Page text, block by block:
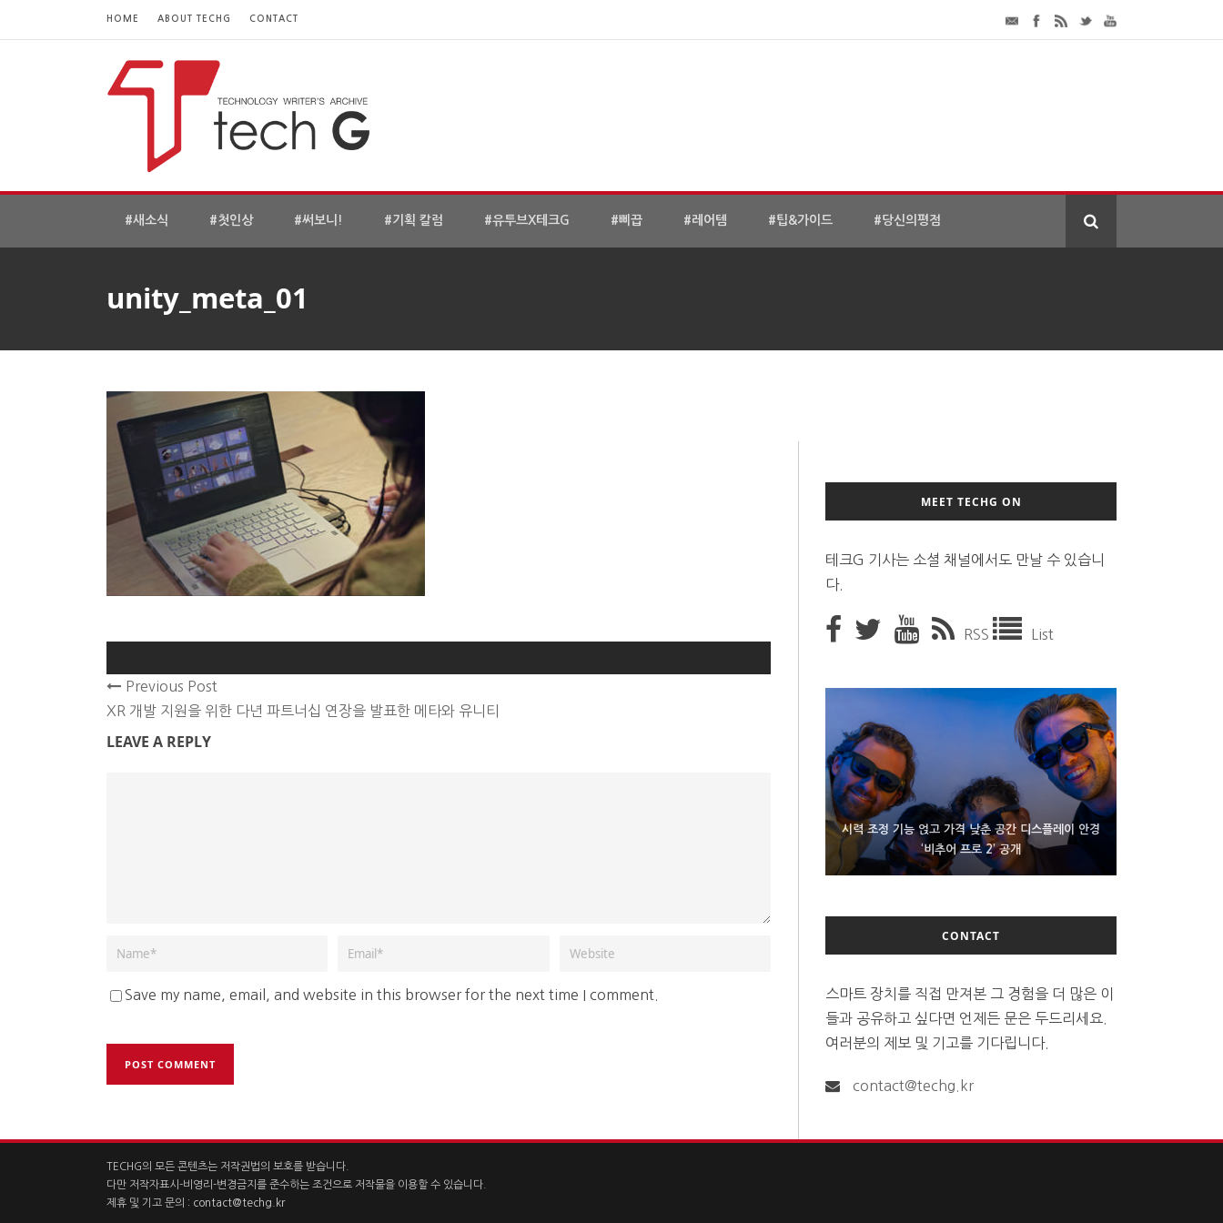
HOME ABOUT TECHG CONTACT
#새소식 #첫인상 #써보니! #기획 칼럼 #유투브X테크G #삐끕 #레어템 #팁&가이드 #당신의평점
unity_meta_01
Previous Post
XR 개발 지원을 위한 다년 파트너십 연장을 발표한 메타와 유니티
LEAVE A REPLY
Save my name, email, and website in this browser for the next time I comment.
MEET TECHG ON
테크G 기사는 소셜 채널에서도 만날 수 있습니
다.
RSS List
시력 조정 기능 얹고 가격 낮춘 공간 디스플레이 안경
‘비추어 프로 2’ 공개
D램 부족에 10억달러어치 아이폰18 프로세서 패키징
대기 중
300~400달러 반지형 스피커 준비하는 오픈AI
CONTACT
스마트 장치를 직접 만져본 그 경험을 더 많은 이
들과 공유하고 싶다면 언제든 문은 두드리세요.
여러분의 제보 및 기고를 기다립니다.
contact@techg.kr
TECHG의 모든 콘텐츠는 저작권법의 보호를 받습니다.
다만 저작자표시-비영리-변경금지를 준수하는 조건으로 저작물을 이용할 수 있습니다.
제휴 및 기고 문의 : contact@techg.kr